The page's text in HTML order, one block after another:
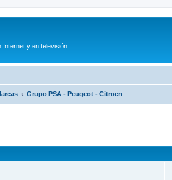
y en televisión.
Grupo PSA - Peugeot - Citroen